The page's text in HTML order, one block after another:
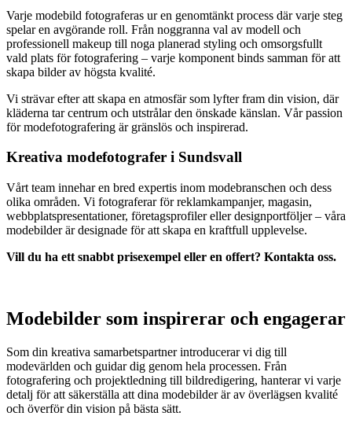
Varje modebild fotograferas ur en genomtänkt process där varje steg
spelar en avgörande roll. Från noggranna val av modell och
professionell makeup till noga planerad styling och omsorgsfullt
vald plats för fotografering – varje komponent binds samman för att
skapa bilder av högsta kvalité.
Vi strävar efter att skapa en atmosfär som lyfter fram din vision, där
kläderna tar centrum och utstrålar den önskade känslan. Vår passion
för modefotografering är gränslös och inspirerad.
Kreativa modefotografer i Sundsvall
Vårt team innehar en bred expertis inom modebranschen och dess
olika områden. Vi fotograferar för reklamkampanjer, magasin,
webbplatspresentationer, företagsprofiler eller designportföljer – våra
modebilder är designade för att skapa en kraftfull upplevelse.
Vill du ha ett snabbt prisexempel eller en offert? Kontakta oss.
Modebilder som inspirerar och engagerar
Som din kreativa samarbetspartner introducerar vi dig till
modevärlden och guidar dig genom hela processen. Från
fotografering och projektledning till bildredigering, hanterar vi varje
detalj för att säkerställa att dina modebilder är av överlägsen kvalité
och överför din vision på bästa sätt.